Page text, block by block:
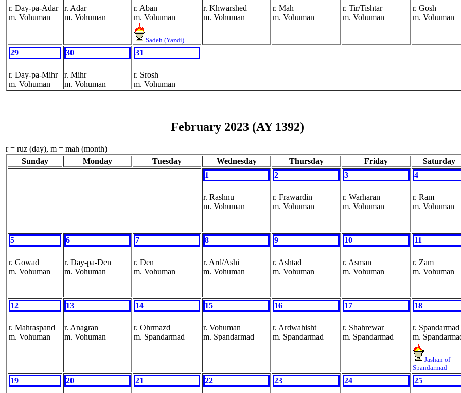
r. Day-pa-Adar
m. Vohuman
r. Adar
m. Vohuman
r. Aban
m. Vohuman
Sadeh (Yazdi)
r. Khwarshed
m. Vohuman
r. Mah
m. Vohuman
r. Tir/Tishtar
m. Vohuman
r. Gosh
m. Vohuman
29
r. Day-pa-Mihr
m. Vohuman
30
r. Mihr
m. Vohuman
31
r. Srosh
m. Vohuman
February 2023 (AY 1392)
r = ruz (day), m = mah (month)
Sunday
Monday Tuesday Wednesday Thursday Friday
Saturday
1
r. Rashnu
m. Vohuman
2
r. Frawardin
m. Vohuman
3
r. Warharan
m. Vohuman
4
r. Ram
m. Vohuman
5
r. Gowad
m. Vohuman
6
r. Day-pa-Den
m. Vohuman
7
r. Den
m. Vohuman
8
r. Ard/Ashi
m. Vohuman
9
r. Ashtad
m. Vohuman
10
r. Asman
m. Vohuman
11
r. Zam
m. Vohuman
12
r. Mahraspand
m. Vohuman
13
r. Anagran
m. Vohuman
14
r. Ohrmazd
m. Spandarmad
15
r. Vohuman
m. Spandarmad
16
r. Ardwahisht
m. Spandarmad
17
r. Shahrewar
m. Spandarmad
18
r. Spandarmad
m.
Jashan of
Spandarmad
19 20 21 22 23 24 25